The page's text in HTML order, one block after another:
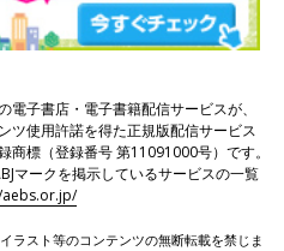
電子書店・電子書籍配信サービスが、
ツ使用許諾を得た正規版配信サービス
商標（登録番号 第11091000号）です。
マークを掲示しているサービスの一覧
ラスト等のコンテンツの無断転載を禁じま